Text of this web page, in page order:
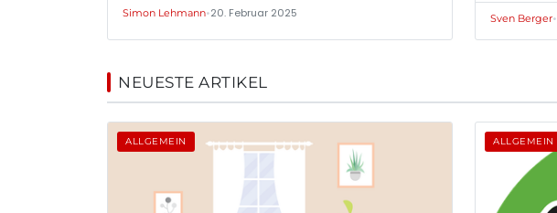
Simon Lehmann•20. Februar 2025 Sven Berger•
NEUESTE ARTIKEL
ALLGEMEIN ALLGEMEIN